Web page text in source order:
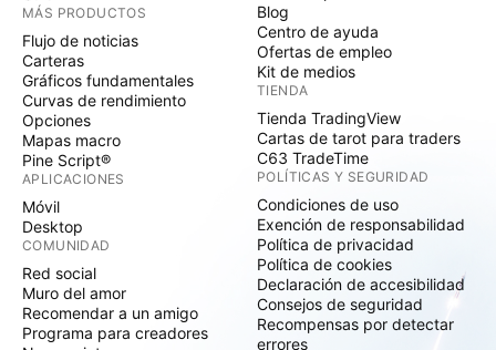
MÁS PRODUCTOS
Flujo de noticias
Carteras
Gráficos fundamentales
Curvas de rendimiento
Opciones
Mapas macro
Pine Script®
APLICACIONES
Móvil
Desktop
COMUNIDAD
Red social
Muro del amor
Recomendar a un amigo
Programa para creadores
Blog
Centro de ayuda
Ofertas de empleo
Kit de medios
TIENDA
Tienda TradingView
Cartas de tarot para traders
C63 TradeTime
POLÍTICAS Y SEGURIDAD
Condiciones de uso
Exención de responsabilidad
Política de privacidad
Política de cookies
Declaración de accesibilidad
Consejos de seguridad
Recompensas por detectar
errores